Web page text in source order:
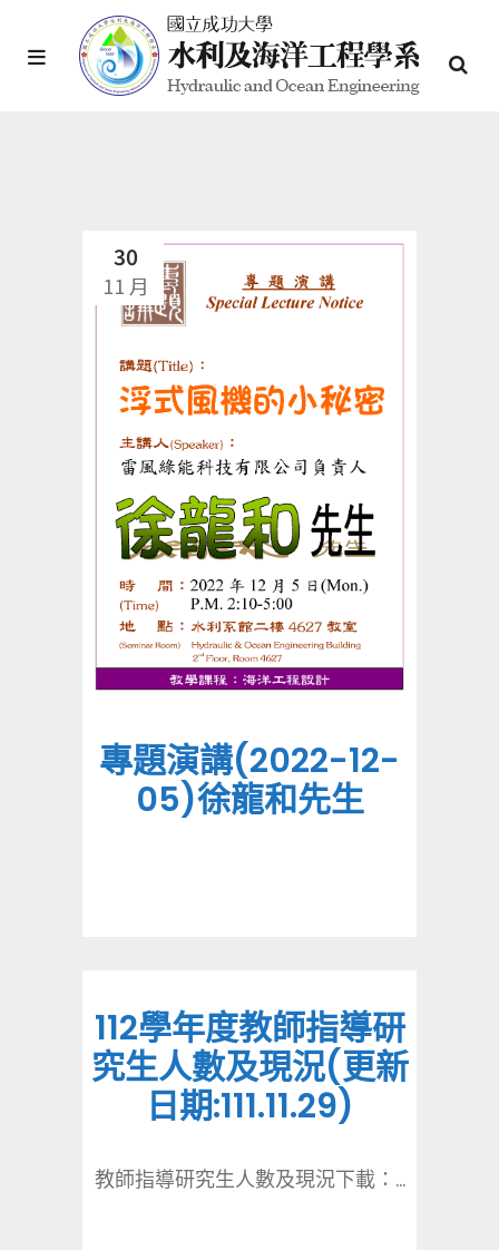
30
11 月
專題演講(2022-12-
05)徐龍和先生
112學年度教師指導研
究生人數及現況(更新
日期:111.11.29)
教師指導研究生人數及現況下載：...